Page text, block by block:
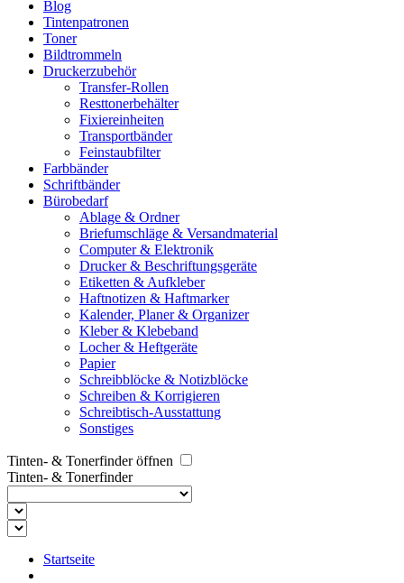
Blog
Tintenpatronen
Toner
Bildtrommeln
Druckerzubehör
Transfer-Rollen
Resttonerbehälter
Fixiereinheiten
Transportbänder
Feinstaubfilter
Farbbänder
Schriftbänder
Bürobedarf
Ablage & Ordner
Briefumschläge & Versandmaterial
Computer & Elektronik
Drucker & Beschriftungsgeräte
Etiketten & Aufkleber
Haftnotizen & Haftmarker
Kalender, Planer & Organizer
Kleber & Klebeband
Locher & Heftgeräte
Papier
Schreibblöcke & Notizblöcke
Schreiben & Korrigieren
Schreibtisch-Ausstattung
Sonstiges
Tinten- & Tonerfinder öffnen
Tinten- & Tonerfinder
Startseite